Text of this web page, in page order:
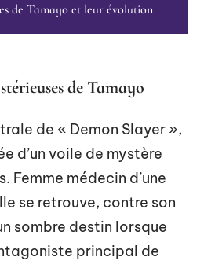
de Tamayo et leur évolution
de Tamayo
de « Demon Slayer »,
d’un voile de mystère
Femme médecin d’une
se retrouve, contre son
sombre destin lorsque
principal de